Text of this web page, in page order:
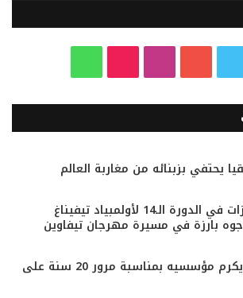
ي
ت
ب
س
ر
k
T
k
ت
س
ب
يحتفي بزبنائه من مغاربة العالم
أملن.. تتويج الفائزات في الدورة الـ14 لأولمبياد تيفيناغ
بارزة في مسيرة مهرجان تيفاوين
مهرجان تيفاوين يكرم مؤسسيه بمناسبة مرور 20 سنة على